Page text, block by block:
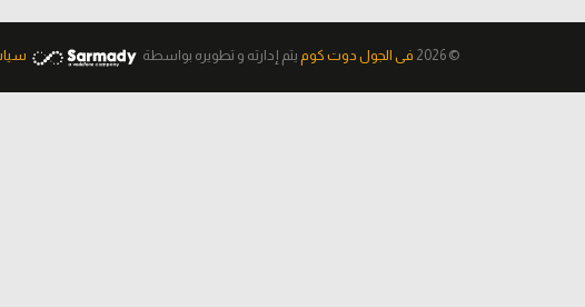
© 2026 فى الجول دوت كوم يتم إدارته و تطويره بواسطة